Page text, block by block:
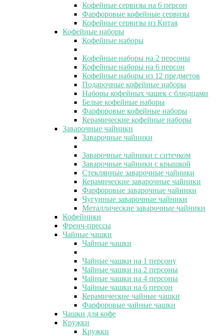
Кофейные сервизы на 6 персон
Фарфоровые кофейные сервизы
Кофейные сервизы из Китая
Кофейные наборы
Кофейные наборы
Кофейные наборы на 2 персоны
Кофейные наборы на 6 персон
Кофейные наборы из 12 предметов
Подарочные кофейные наборы
Наборы кофейных чашек с блюдцами
Белые кофейные наборы
Фарфоровые кофейные наборы
Керамические кофейные наборы
Заварочные чайники
Заварочные чайники
Заварочные чайники с ситечком
Заварочные чайники с крышкой
Стеклянные заварочные чайники
Керамические заварочные чайники
Фарфоровые заварочные чайники
Чугунные заварочные чайники
Металлические заварочные чайники
Кофейники
Френч-прессы
Чайные чашки
Чайные чашки
Чайные чашки на 1 персону
Чайные чашки на 2 персоны
Чайные чашки на 4 персоны
Чайные чашки на 6 персон
Керамические чайные чашки
Фарфоровые чайные чашки
Чашки для кофе
Кружки
Кружки